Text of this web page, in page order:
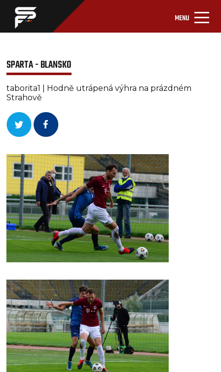
MENU
SPARTA - BLANSKO
taborita1 | Hodně utrápená výhra na prázdném
Strahově